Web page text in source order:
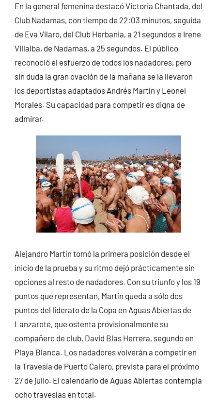
En la general femenina destacó Victoria Chantada, del
Club Nadamas, con tiempo de 22:03 minutos, seguida
de Eva Vilaro, del Club Herbania, a 21 segundos e Irene
Villalba, de Nadamas, a 25 segundos. El público
reconoció el esfuerzo de todos los nadadores, pero
sin duda la gran ovación de la mañana se la llevaron
los deportistas adaptados Andrés Martín y Leonel
Morales. Su capacidad para competir es digna de
admirar.
Alejandro Martín tomó la primera posición desde el
inicio de la prueba y su ritmo dejó prácticamente sin
opciones al resto de nadadores. Con su triunfo y los 19
puntos que representan, Martín queda a sólo dos
puntos del liderato de la Copa en Aguas Abiertas de
Lanzarote, que ostenta provisionalmente su
compañero de club, David Blas Herrera, segundo en
Playa Blanca. Los nadadores volverán a competir en
la Travesía de Puerto Calero, prevista para el próximo
27 de julio. El calendario de Aguas Abiertas contempla
ocho travesías en total.